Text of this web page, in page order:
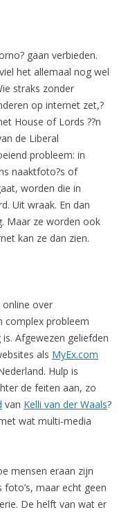
gaan verbieden.
het allemaal nog wel
straks zonder
op internet zet,?
House of Lords ??n
de Liberal
probleem: in
naaktfoto?s of
worden die in
Uit wraak. En dan
Maar ze worden ook
kan ze dan zien.
over
complex probleem
Afgewezen geliefden
als MyEx.com
Hulp is
de feiten aan, zo
van Kelli van der Waals?
wat multi-media
mensen eraan zijn
maar echt geen
De helft van wat er